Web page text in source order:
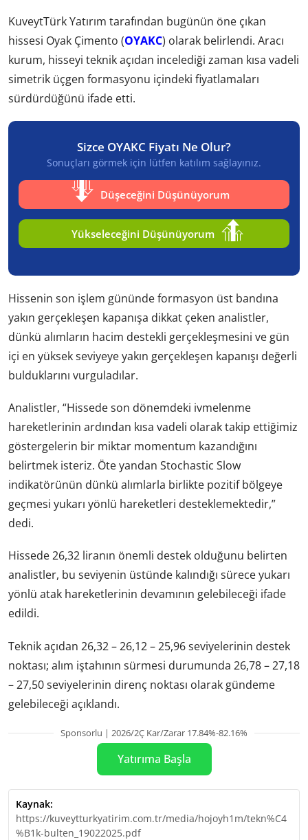
KuveytTürk Yatırım tarafından bugünün öne çıkan
hissesi Oyak Çimento (OYAKC) olarak belirlendi. Aracı
kurum, hisseyi teknik açıdan incelediği zaman kısa vadeli
simetrik üçgen formasyonu içindeki fiyatlamaları
sürdürdüğünü ifade etti.
Sizce OYAKC Fiyatı Ne Olur?
Sonuçları görmek için lütfen katılım sağlayınız.
Düşeceğini Düşünüyorum
Yükseleceğini Düşünüyorum
Hissenin son işlem gününde formasyon üst bandına
yakın gerçekleşen kapanışa dikkat çeken analistler,
dünkü alımların hacim destekli gerçekleşmesini ve gün
içi en yüksek seviyeye yakın gerçekleşen kapanışı değerli
bulduklarını vurguladılar.
Analistler, “Hissede son dönemdeki ivmelenme
hareketlerinin ardından kısa vadeli olarak takip ettiğimiz
göstergelerin bir miktar momentum kazandığını
belirtmek isteriz. Öte yandan Stochastic Slow
indikatörünün dünkü alımlarla birlikte pozitif bölgeye
geçmesi yukarı yönlü hareketleri desteklemektedir,”
dedi.
Hissede 26,32 liranın önemli destek olduğunu belirten
analistler, bu seviyenin üstünde kalındığı sürece yukarı
yönlü atak hareketlerinin devamının gelebileceği ifade
edildi.
Teknik açıdan 26,32 – 26,12 – 25,96 seviyelerinin destek
noktası; alım iştahının sürmesi durumunda 26,78 – 27,18
– 27,50 seviyelerinin direnç noktası olarak gündeme
gelebileceği açıklandı.
Sponsorlu | 2026/2Ç Kar/Zarar 17.84%-82.16%
Yatırıma Başla
Kaynak:
https://kuveytturkyatirim.com.tr/media/hojoyh1m/tekn%C4
%B1k-bulten_19022025.pdf